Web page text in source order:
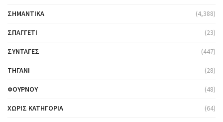
ΣΗΜΑΝΤΙΚΆ (4,388)
ΣΠΑΓΓΈΤΙ (23)
ΣΥΝΤΑΓΈΣ (447)
ΤΗΓΆΝΙ (28)
ΦΟΎΡΝΟΥ (48)
ΧΩΡΊΣ ΚΑΤΗΓΟΡΊΑ (64)